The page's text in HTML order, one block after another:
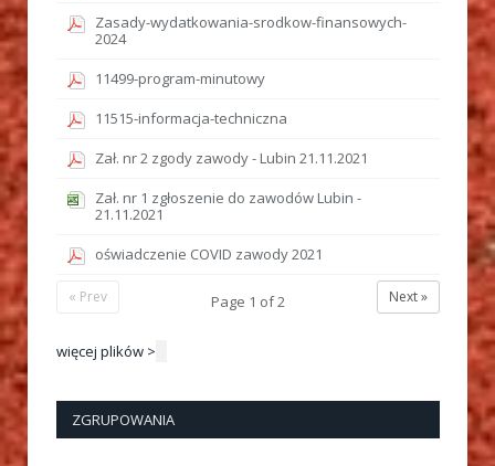
Zasady-wydatkowania-srodkow-finansowych-
2024
11499-program-minutowy
11515-informacja-techniczna
Zał. nr 2 zgody zawody - Lubin 21.11.2021
Zał. nr 1 zgłoszenie do zawodów Lubin -
21.11.2021
oświadczenie COVID zawody 2021
Next »
Page 1 of2
« Prev
więcej plików >
ZGRUPOWANIA